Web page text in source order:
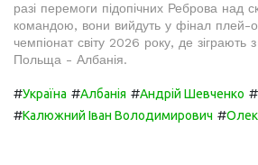
разі перемоги підопічних Реброва над
командою, вони вийдуть у фінал плей-
чемпіонат світу 2026 року, де
Польща - Албанія.
#Україна #Албанія #Андрій Шевченко #
#Калюжний Іван Володимирович #